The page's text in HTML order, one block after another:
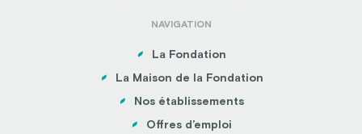
NAVIGATION
La Fondation
La Maison de la Fondation
Nos établissements
Offres d’emploi